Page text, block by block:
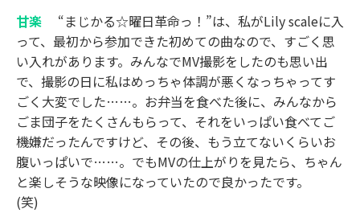
甘楽 “まじかる☆曜日革命っ！”は、私がLily scaleに入
って、最初から参加できた初めての曲なので、すごく思
い入れがあります。みんなでMV撮影をしたのも思い出
で、撮影の日に私はめっちゃ体調が悪くなっちゃってす
ごく大変でした……。お弁当を食べた後に、みんなから
ごま団子をたくさんもらって、それをいっぱい食べてご
機嫌だったんですけど、その後、もう立てないくらいお
腹いっぱいで……。でもMVの仕上がりを見たら、ちゃん
と楽しそうな映像になっていたので良かったです。
(笑)